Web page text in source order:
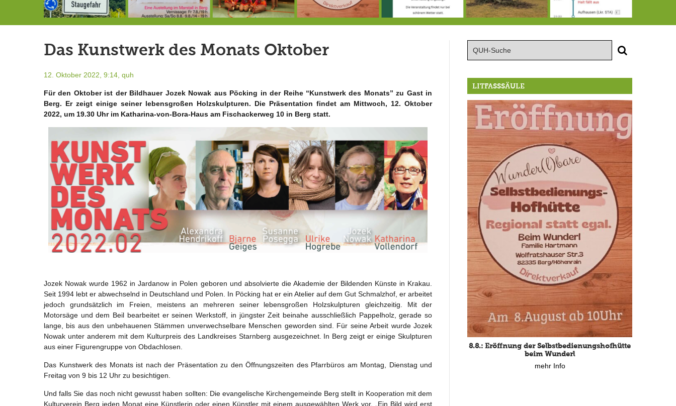
Das Kunstwerk des Monats Oktober
12. Oktober 2022, 9:14, quh
Für den Oktober ist der Bildhauer Jozek Nowak aus Pöcking in der Reihe “Kunstwerk des Monats” zu Gast in
Berg. Er zeigt einigeseiner lebensgroßen Holzskulpturen. Die Präsentation findet am Mittwoch, 12. Oktober
2022, um 19.30 Uhr im Katharina-von-Bora-Haus am Fischackerweg 10 in Berg statt.
Jozek Nowak wurde 1962 in Jardanow in Polen geboren und absolvierte die Akademie der Bildenden Künste in Krakau.
Seit 1994 lebt er abwechselnd in Deutschland und Polen. In Pöcking hat er ein Atelier auf dem Gut Schmalzhof, er arbeitet
jedoch grundsätzlich im Freien, meistens an mehreren seiner lebensgroßen Holzskulpturen gleichzeitig. Mit der
Motorsäge und dem Beil bearbeitet er seinen Werkstoff, in jüngster Zeit beinahe ausschließlich Pappelholz, gerade so
lange, bis aus den unbehauenen Stämmen unverwechselbare Menschen geworden sind. Für seine Arbeit wurde Jozek
Nowak unter anderem mit dem Kulturpreis des Landkreises Starnberg ausgezeichnet. In Berg zeigt er einige Skulpturen
aus einer Figurengruppe von Obdachlosen.
Das Kunstwerk des Monats ist nach der Präsentation zu den Öffnungszeiten des Pfarrbüros am Montag, Dienstag und
Freitag von 9 bis 12 Uhr zu besichtigen.
Und falls Sie das noch nicht gewusst haben sollten: Die evangelische Kirchengemeinde Berg stellt in Kooperation mit dem
Kulturverein Berg jeden Monat eine Künstlerin oder einen Künstler mit einem ausgewählten Werk vor. „Ein Bild wird erst
LITFASSSÄULE
8.8.: Eröffnung der Selbstbedienungshofhütte
beim Wunderl
mehr Info